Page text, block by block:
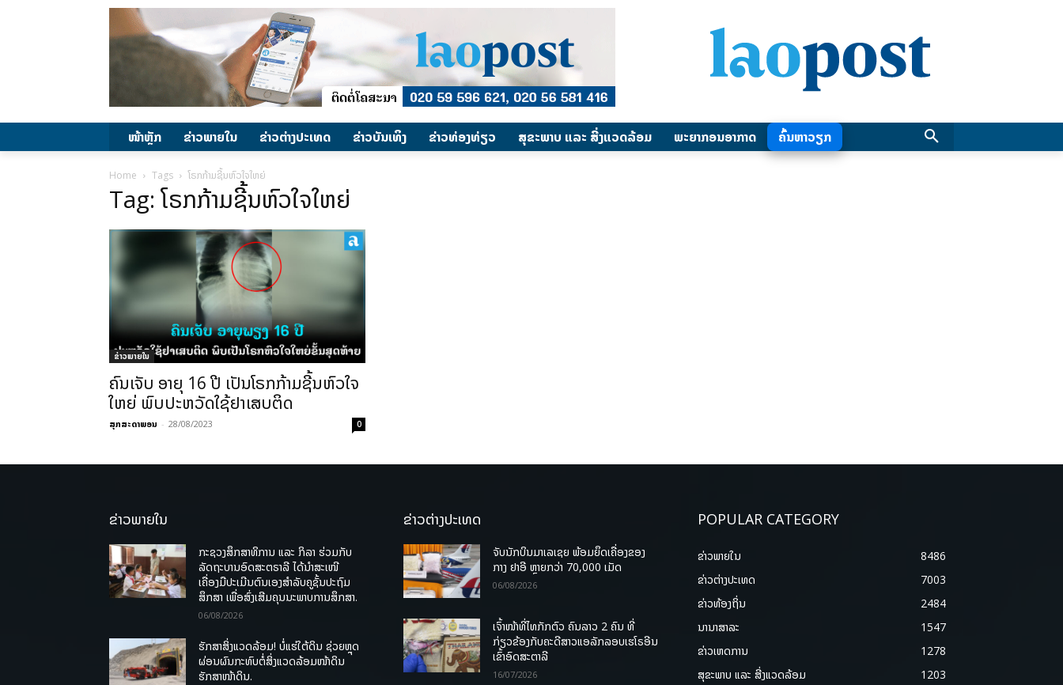
ໜ້າຫຼັກ ຂ່າວພາຍ​ໃນ ຂ່າວຕ່າງປະເທດ ​ຂ່າວບັນເທິງ ​ຂ່າວທ່ອງທ່ຽວ ສຸຂະພາບ ແລະ ສີ່ງແວດລ້ອມ ພະຍາກອນອາກາດ ຄົ້ນຫາວຽກ
Home Tags ໂຣກກ້າມຊີ້ນຫົວໃຈໃຫຍ່
Tag: ໂຣກກ້າມຊີ້ນຫົວໃຈໃຫຍ່
ຂ່າວພາຍ​ໃນ
ຄົນເຈັບ ອາຍຸ 16 ປີ ເປັນໂຣກກ້າມຊີ້ນຫົວໃຈ
ໃຫຍ່ ພົບປະຫວັດໃຊ້ຢາເສບຕິດ
ສຸກສະດາພອນ - 28/08/2023 0
ຂ່າວພາຍໃນ
ກະຊວງສຶກສາທິການ ແລະ ກິລາ ຮ່ວມກັບ
ລັດຖະບານອົດສະຕຣາລີ ໄດ້ນຳສະເໜີ
ເຄື່ອງມືປະເມີນຕົນເອງສຳລັບຄູຊັ້ນປະຖົມ
ສຶກສາ ເພື່ອສົ່ງເສີມຄຸນນະພາບການສຶກສາ.
06/08/2026
ຮັກສາສິ່ງແວດລ້ອມ! ບໍ່ແຮ່ໃຕ້ດິນ ຊ່ວຍຫຼຸດ
ຜ່ອນຜົນກະທົບຕໍ່ສິ່ງແວດລ້ອມໜ້າດິນ
ຮັກສາໜ້າດິນ.
ຂ່າວຕ່າງປະເທດ
ຈັບນັກບິນມາເລເຊຍ ພ້ອມຍຶດເຄື່ອງຂອງ
ກາງ ຢາອີ ຫຼາຍກວ່າ 70,000 ເມັດ
06/08/2026
ເຈົ້າໜ້າທີ່ໄທກັກຕົວ ຄົນລາວ 2 ຄົນ ທີ່
ກ່ຽວຂ້ອງກັບຄະດີສາວແອລັກລອບເຮໂຣອີນ
ເຂົ້າອົດສະຕາລີ
16/07/2026
POPULAR CATEGORY
ຂ່າວພາຍ​ໃນ
8486
ຂ່າວຕ່າງປະເທດ
7003
ຂ່າວທ້ອງຖິ່ນ
2484
ນານາສາລະ
1547
ຂ່າວເຫດການ
1278
ສຸຂະພາບ ແລະ ສີ່ງແວດລ້ອມ
1203